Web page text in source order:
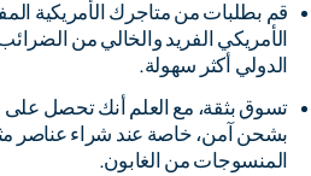
قم بطلبات من متاجرك الأمريكية
الأمريكي الفريد والخالي من
الدولي أكثر سهولة.
تسوق بثقة، مع العلم أنك تحصل على
بشحن آمن، خاصة عند شراء عناصر مثل
المنسوجات من الغابون.